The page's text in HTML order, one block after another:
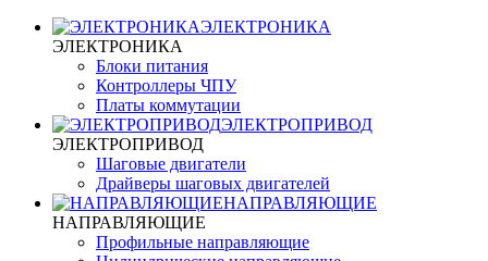
ЭЛЕКТРОНИКА
ЭЛЕКТРОНИКА
Блоки питания
Контроллеры ЧПУ
Платы коммутации
ЭЛЕКТРОПРИВОД
ЭЛЕКТРОПРИВОД
Шаговые двигатели
Драйверы шаговых двигателей
НАПРАВЛЯЮЩИЕ
НАПРАВЛЯЮЩИЕ
Профильные направляющие